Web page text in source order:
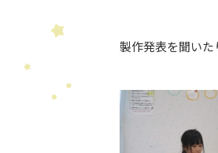
製作発表を聞いた